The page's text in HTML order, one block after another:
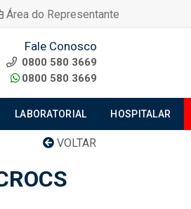
Área do Representante
Fale Conosco
0800 580 3669
0800 580 3669
LABORATORIAL HOSPITALAR
VOLTAR